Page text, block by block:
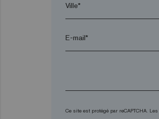
Ville*
E-mail*
Ce site est protégé par reCAPTCHA. Les